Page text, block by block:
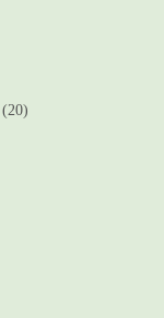
(20)